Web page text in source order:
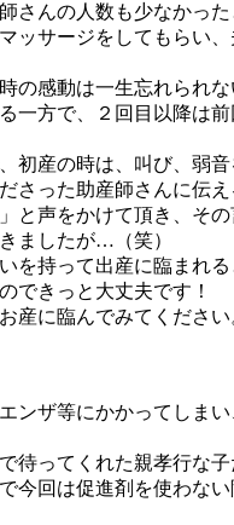
さんの人数も少なかっ
ッサージをしてもらい
の感動は一生忘れられ
一方で、２回目以降は
初産の時は、叫び、弱
さった助産師さんに伝
と声をかけて頂き、そ
ましたが…（笑）
を持って出産に臨まれ
できっと大丈夫です！
産に臨んでみてください
ンザ等にかかってしま
待ってくれた親孝行な
今回は促進剤を使わな